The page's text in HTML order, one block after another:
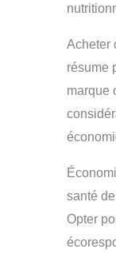
Acheter
résume
marque
santé
Opter